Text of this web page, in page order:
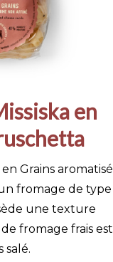
en
Grains aromatisé
fromage de type
une texture
fromage frais est
salé.